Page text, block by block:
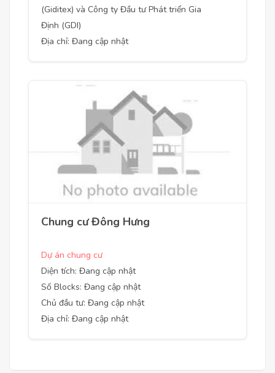
(Giditex) và Công ty Đầu tư Phát triển Gia
Định (GDI)
Địa chỉ: Đang cập nhật
Chung cư Đông Hưng
Dự án chung cư
Diện tích: Đang cập nhật
Số Blocks: Đang cập nhật
Chủ đầu tư: Đang cập nhật
Địa chỉ: Đang cập nhật